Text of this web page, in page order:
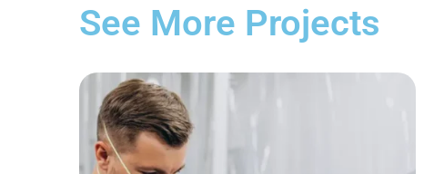
See More Projects